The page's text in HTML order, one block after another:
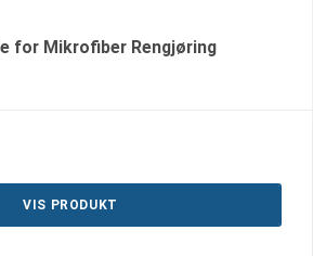
for Mikrofiber Rengjøring
VIS PRODUKT